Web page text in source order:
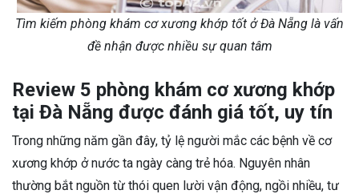
Tìm kiếm phòng khám cơ xương khớp tốt ở Đà Nẵng là vấn
đề nhận được nhiều sự quan tâm
Review 5 phòng khám cơ xương khớp
tại Đà Nẵng được đánh giá tốt, uy tín
Trong những năm gần đây, tỷ lệ người mắc các bệnh về cơ
xương khớp ở nước ta ngày càng trẻ hóa. Nguyên nhân
thường bắt nguồn từ thói quen lười vận động, ngồi nhiều, tư